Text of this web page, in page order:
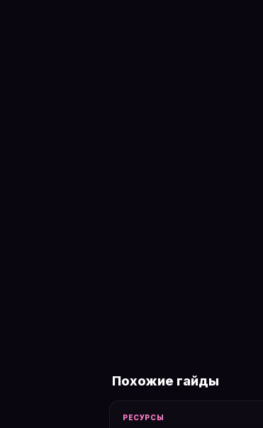
Похожие гайды
РЕСУРСЫ